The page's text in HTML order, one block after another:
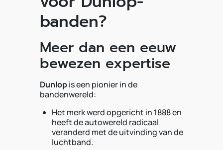
banden?
Meer dan een eeuw
bewezen expertise
Dunlopis een pionier in de
bandenwereld:
Het merk werd opgericht in 1888 en
heeft de autowereld radicaal
veranderd met de uitvinding van de
luchtband.